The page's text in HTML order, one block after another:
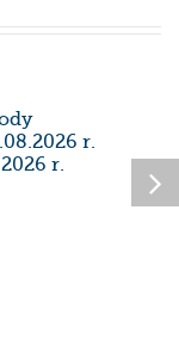
r.
r.